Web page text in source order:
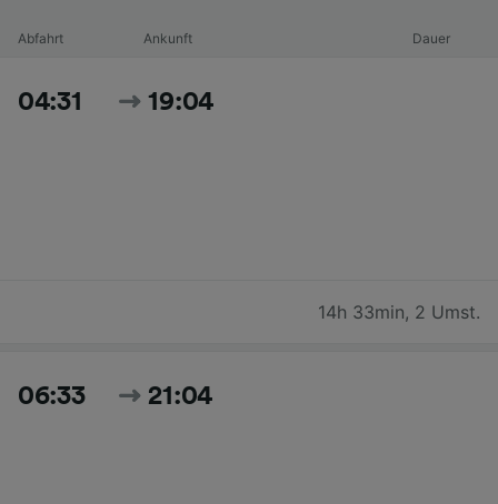
Abfahrt Ankunft Dauer
04:31 19:04
14h 33min, 2 Umst.
06:33 21:04